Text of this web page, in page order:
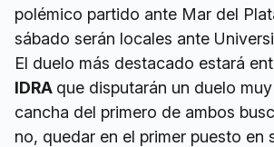
polémico partido ante Mar del
sábado serán locales ante
El duelo más destacado estará
IDRA que disputarán un duelo
cancha del primero de ambos
no, quedar en el primer puesto en